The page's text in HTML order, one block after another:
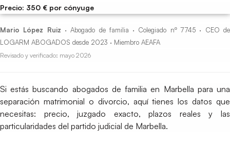
Precio: 350 € por cónyuge
Mario López Ruiz · Abogado de familia · Colegiado nº 7745 · CEO de
LOGARM ABOGADOS desde 2023 · Miembro AEAFA
Revisado y verificado: mayo 2026
Si estás buscando abogados de familia en Marbella para una
separación matrimonial o divorcio, aquí tienes los datos que
necesitas: precio, juzgado exacto, plazos reales y las
particularidades del partido judicial de Marbella.